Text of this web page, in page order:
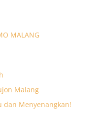
MALANG
Malang
dan Menyenangkan!